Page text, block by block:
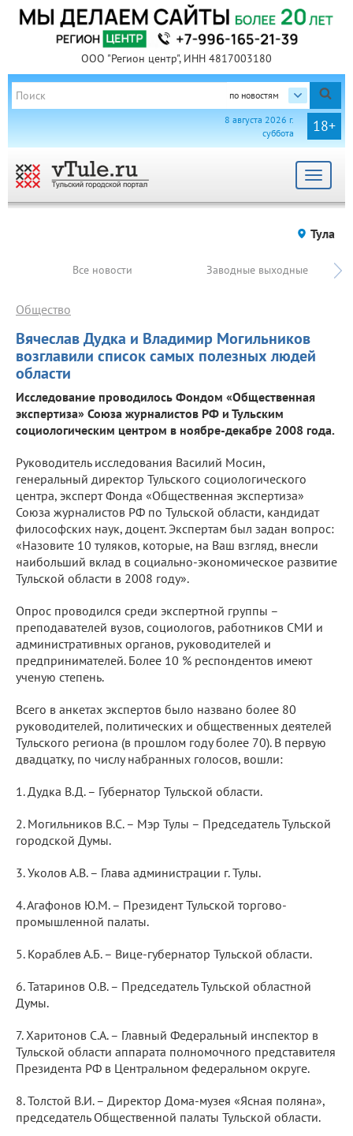
ООО "Регион центр", ИНН 4817003180
по новостям
18+
8 августа 2026 г.
суббота
Toggle
Тула
Все новости Заводные выходные
Вячеслав Дудка и Владимир Могильников
возглавили список самых полезных людей
области
Общество
Исследование проводилось Фондом «Общественная
экспертиза» Союза журналистов РФ и Тульским
социологическим центром в ноябре-декабре 2008 года.
Руководитель исследования Василий Мосин,
генеральный директор Тульского социологического
центра, эксперт Фонда «Общественная экспертиза»
Союза журналистов РФ по Тульской области, кандидат
философских наук, доцент. Экспертам был задан вопрос:
«Назовите 10 туляков, которые, на Ваш взгляд, внесли
наибольший вклад в социально-экономическое развитие
Тульской области в 2008 году».
Опрос проводился среди экспертной группы –
преподавателей вузов, социологов, работников СМИ и
административных органов, руководителей и
предпринимателей. Более 10 % респондентов имеют
ученую степень.
Всего в анкетах экспертов было названо более 80
руководителей, политических и общественных деятелей
Тульского региона (в прошлом году более 70). В первую
двадцатку, по числу набранных голосов, вошли:
1. Дудка В.Д. – Губернатор Тульской области.
2. Могильников В.С. – Мэр Тулы – Председатель Тульской
городской Думы.
3. Уколов А.В. – Глава администрации г. Тулы.
4. Агафонов Ю.М. – Президент Тульской торгово-
промышленной палаты.
5. Кораблев А.Б. – Вице-губернатор Тульской области.
6. Татаринов О.В. – Председатель Тульской областной
Думы.
7. Харитонов С.А. – Главный Федеральный инспектор в
Тульской области аппарата полномочного представителя
Президента РФ в Центральном федеральном округе.
8. Толстой В.И. – Директор Дома-музея «Ясная поляна»,
председатель Общественной палаты Тульской области.